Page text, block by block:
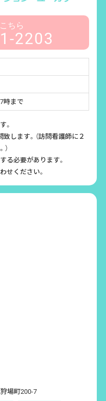
ス事業者や居宅介護支援事業
等）、照会への回答
等に当たり、外部の医師の意
心身の状況説明
）
出
の照会への回答
への相談又は届出等
われる学生等の実習への協力
・削除などをご希望される場
ちら
2203
時まで
。
します。（訪問看護師に２
る必要があります。
せください。
場町200‐7